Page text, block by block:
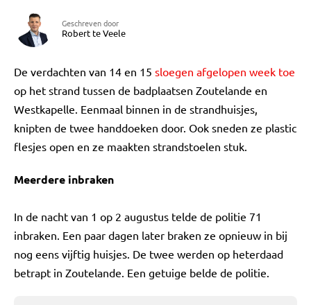
Geschreven door
Robert te Veele
De verdachten van 14 en 15 sloegen afgelopen week toe
op het strand tussen de badplaatsen Zoutelande en
Westkapelle. Eenmaal binnen in de strandhuisjes,
knipten de twee handdoeken door. Ook sneden ze plastic
flesjes open en ze maakten strandstoelen stuk.
Meerdere inbraken
In de nacht van 1 op 2 augustus telde de politie 71
inbraken. Een paar dagen later braken ze opnieuw in bij
nog eens vijftig huisjes. De twee werden op heterdaad
betrapt in Zoutelande. Een getuige belde de politie.